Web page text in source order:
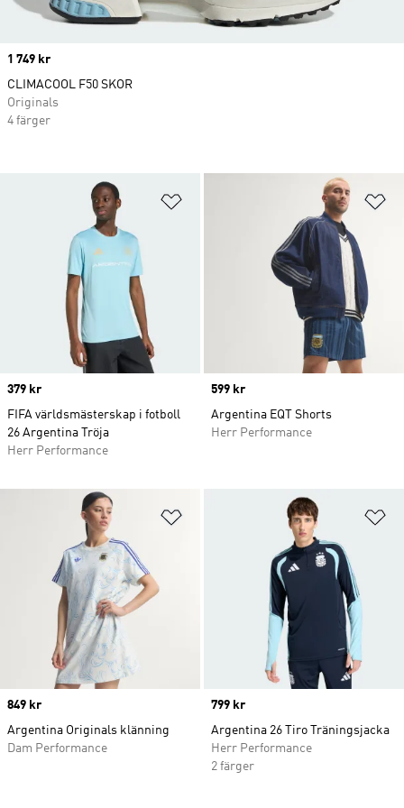
Lägg till på önskelistan
Price
379 kr
FIFA världsmästerskap i fotboll
26 Argentina Tröja
Herr Performance
Price
599 kr
Argentina EQT Shorts
Herr Performance
Lägg till på önskelistan
Price
849 kr
Argentina Originals klänning
Dam Performance
Price
799 kr
Argentina 26 Tiro Träningsjacka
Herr Performance
2 färger
Price
1 749 kr
CLIMACOOL F50 SKOR
Originals
4 färger